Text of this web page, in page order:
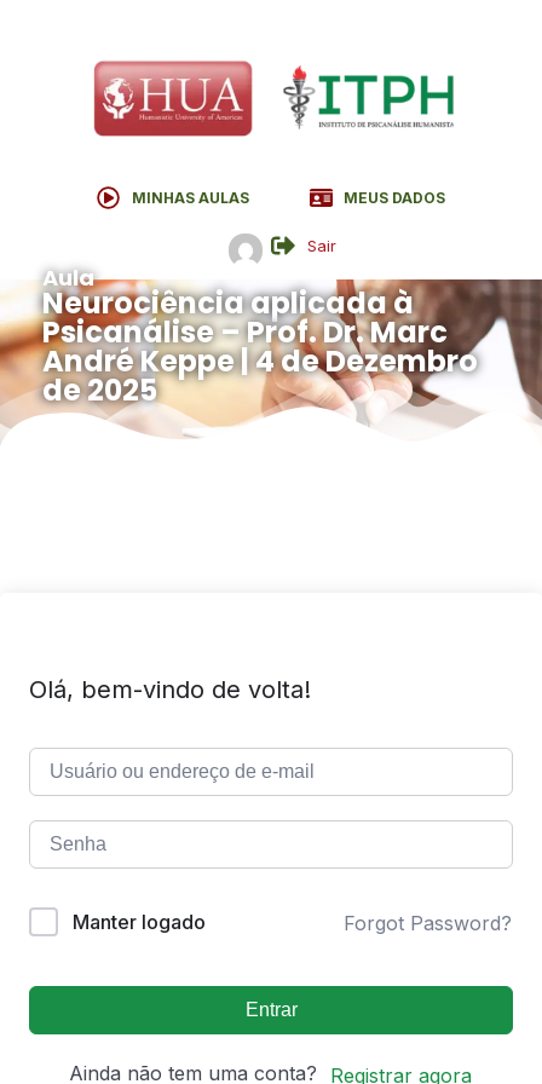
MINHAS AULAS MEUS DADOS
Sair
Aula
Neurociência aplicada à
Psicanálise – Prof. Dr. Marc
André Keppe | 4 de Dezembro
de 2025
Olá, bem-vindo de volta!
Manter logado Forgot Password?
Entrar
Ainda não tem uma conta? Registrar agora